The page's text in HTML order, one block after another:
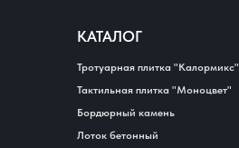
КАТАЛОГ
Тротуарная плитка "Калормикс"
Тактильная плитка "Моноцвет"
Бордюрный камень
Лоток бетонный